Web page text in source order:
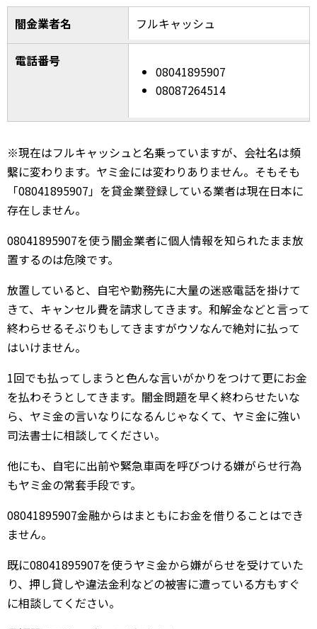
闇金業者名 フルキャッシュ
電話番号
08041895907
08087264514
※現在はフルキャッシュと名乗っていますが、会社名は頻
繫に変わります。ヤミ金には変わりありません。そもそも
「08041895907」を貸金業登録している業者は現在日本に
存在しません。
08041895907を使う闇金業者に個人情報を知られたまま放
置するのは危険です。
放置していると、自宅や勤務先に大量の迷惑電話を掛けて
きて、キャンセル費を請求してきます。和解金などと言って
終わらせるそぶりもしてきますがウソなんで絶対に払って
はいけません。
1回でも払ってしまうと色んな言いがかりをつけて更にお金
を払わそうとしてきます。闇金問題を早く終わらせたいな
ら、ヤミ金の言いなりになるんじゃなくて、ヤミ金に強い
司法書士に相談してください。
他にも、自宅に出前や緊急車両を呼びつける嫌がらせ行為
もヤミ金の常套手段です。
08041895907金融からはまともにお金を借りることはでき
ません。
既に08041895907を使うヤミ金から嫌がらせを受けていた
り、押し貸しや違法金利などの被害に遭っている方もすぐ
に相談してください。